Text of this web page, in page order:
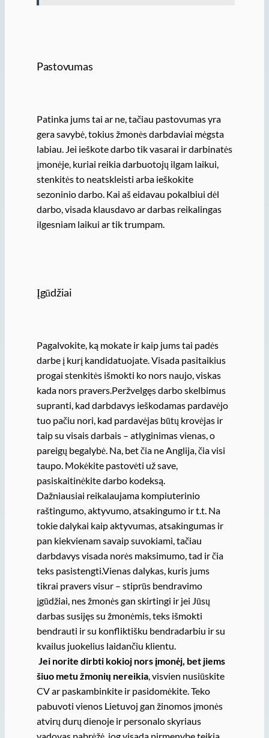
Pastovumas
Patinka jums tai ar ne, tačiau pastovumas yra
gera savybė, tokius žmonės darbdaviai mėgsta
labiau. Jei ieškote darbo tik vasarai ir darbinatės
įmonėje, kuriai reikia darbuotojų ilgam laikui,
stenkitės to neatskleisti arba ieškokite
sezoninio darbo. Kai aš eidavau pokalbiui dėl
darbo, visada klausdavo ar darbas reikalingas
ilgesniam laikui ar tik trumpam.
Įgūdžiai
Pagalvokite, ką mokate ir kaip jums tai padės
darbe į kurį kandidatuojate. Visada pasitaikius
progai stenkitės išmokti ko nors naujo, viskas
kada nors pravers.Peržvelgęs darbo skelbimus
supranti, kad darbdavys ieškodamas pardavėjo
tuo pačiu nori, kad pardavėjas būtų krovėjas ir
taip su visais darbais – atlyginimas vienas, o
pareigų begalybė. Na, bet čia ne Anglija, čia visi
taupo. Mokėkite pastovėti už save,
pasiskaitinėkite darbo kodeksą.
Dažniausiai reikalaujama kompiuterinio
raštingumo, aktyvumo, atsakingumo ir t.t. Na
tokie dalykai kaip aktyvumas, atsakingumas ir
pan kiekvienam savaip suvokiami, tačiau
darbdavys visada norės maksimumo, tad ir čia
teks pasistengti.Vienas dalykas, kuris jums
tikrai pravers visur – stiprūs bendravimo
įgūdžiai, nes žmonės gan skirtingi ir jei Jūsų
darbas susijęs su žmonėmis, teks išmokti
bendrauti ir su konfliktišku bendradarbiu ir su
kvailus juokelius laidančiu klientu.
Jei norite dirbti kokioj nors įmonėj, bet jiems
šiuo metu žmonių nereikia, visvien nusiūskite
CV ar paskambinkite ir pasidomėkite. Teko
pabuvoti vienos Lietuvoj gan žinomos įmonės
atvirų durų dienoje ir personalo skyriaus